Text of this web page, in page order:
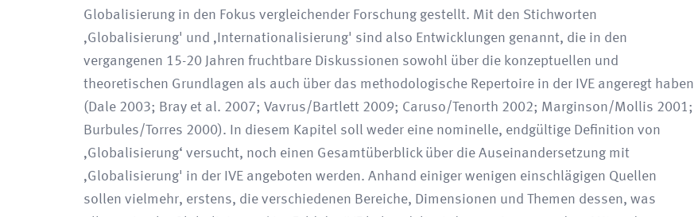
Globalisierung in den Fokus vergleichender Forschung gestellt. Mit den Stichworten
‚Globalisierung' und ‚Internationalisierung' sind also Entwicklungen genannt, die in den
vergangenen 15-20 Jahren fruchtbare Diskussionen sowohl über die konzeptuellen und
theoretischen Grundlagen als auch über das methodologische Repertoire in der IVE angeregt haben
(Dale 2003; Bray et al. 2007; Vavrus/Bartlett 2009; Caruso/Tenorth 2002; Marginson/Mollis 2001;
Burbules/Torres 2000). In diesem Kapitel soll weder eine nominelle, endgültige Definition von
‚Globalisierung‘ versucht, noch einen Gesamtüberblick über die Auseinandersetzung mit
‚Globalisierung' in der IVE angeboten werden. Anhand einiger wenigen einschlägigen Quellen
sollen vielmehr, erstens, die verschiedenen Bereiche, Dimensionen und Themen dessen, was